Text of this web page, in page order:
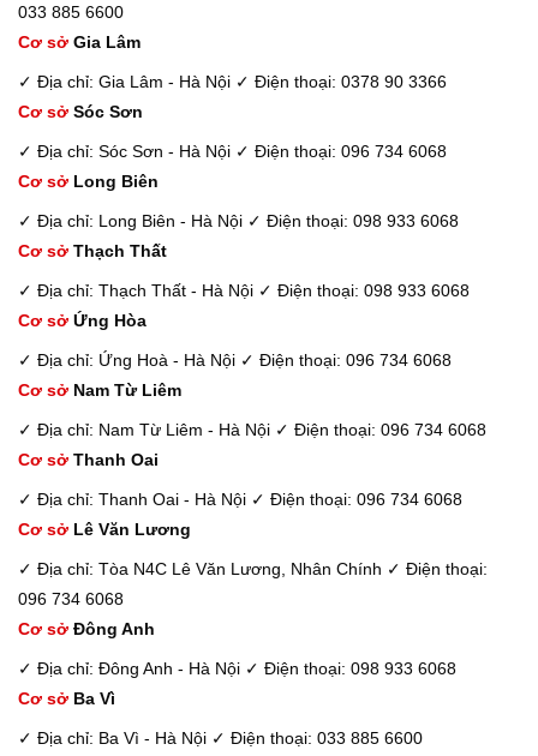
033 885 6600
Cơ sở Gia Lâm
✓ Địa chỉ: Gia Lâm - Hà Nội ✓ Điện thoại: 0378 90 3366
Cơ sở Sóc Sơn
✓ Địa chỉ: Sóc Sơn - Hà Nội ✓ Điện thoại: 096 734 6068
Cơ sở Long Biên
✓ Địa chỉ: Long Biên - Hà Nội ✓ Điện thoại: 098 933 6068
Cơ sở Thạch Thất
✓ Địa chỉ: Thạch Thất - Hà Nội ✓ Điện thoại: 098 933 6068
Cơ sở Ứng Hòa
✓ Địa chỉ: Ứng Hoà - Hà Nội ✓ Điện thoại: 096 734 6068
Cơ sở Nam Từ Liêm
✓ Địa chỉ: Nam Từ Liêm - Hà Nội ✓ Điện thoại: 096 734 6068
Cơ sở Thanh Oai
✓ Địa chỉ: Thanh Oai - Hà Nội ✓ Điện thoại: 096 734 6068
Cơ sở Lê Văn Lương
✓ Địa chỉ: Tòa N4C Lê Văn Lương, Nhân Chính ✓ Điện thoại:
096 734 6068
Cơ sở Đông Anh
✓ Địa chỉ: Đông Anh - Hà Nội ✓ Điện thoại: 098 933 6068
Cơ sở Ba Vì
✓ Địa chỉ: Ba Vì - Hà Nội ✓ Điện thoại: 033 885 6600